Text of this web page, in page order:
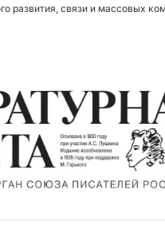
развития, связи и массовых